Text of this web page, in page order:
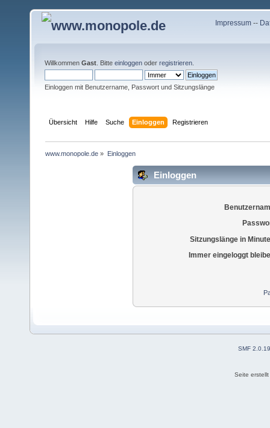
Impressum--
Willkommen Gast . Bitte einloggen oder registrieren
Einloggen mit Benutzername, Passwort und Sitzungslänge
Übersicht Hilfe Suche Einloggen Registrieren
www.monopole.de » Einloggen
Einloggen
Sitzungslänge in
Immer eingeloggt
SMF 2.0.19
Seite